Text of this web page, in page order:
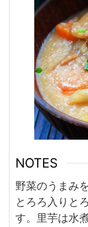
NOTES
野菜のうまみ
とろろ入りと
す。里芋は水